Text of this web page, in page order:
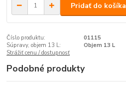
Pridať do košíka
Číslo produktu:
01115
Súpravy, objem 13 L:
Objem 13 L
Strážiť cenu / dostupnosť
Podobné produkty